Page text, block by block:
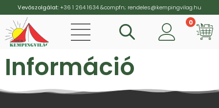
Vevőszolgálat:+36 1 264 1634&compfn; rendeles@kempingvilag.hu
0
Információ